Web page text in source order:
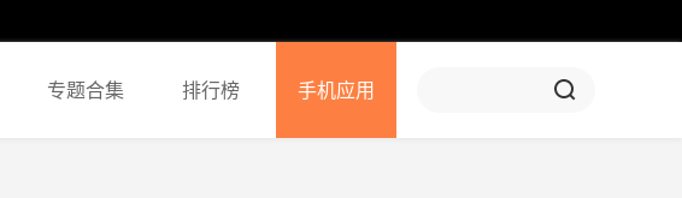
专题合集 排行榜 手机应用